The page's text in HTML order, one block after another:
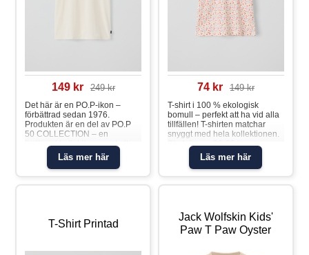
149 kr 249 kr
Läs mer här
Det här är en PO.P-ikon –
förbättrad sedan 1976.
Produkten är en del av PO.P
50 COLLECTION – en
limiterad kollektion som hyllar
våra PO.P-ikoner och släpps i
samband med vårt 50-
årsjubileum 2026. T-shirt i
Mini-me!T-shirt pr
74 kr 149 kr
Läs mer här
T-shirt i 100 % ekologisk
bomull – perfekt att ha vid alla
tillfällen! T-shirten matchar
snyggt med hela kollektionen.
Storlekarna 86-92 har
tryckknappar på ena axeln för
att underlätta klädbyten.
Plagget går att syskonmatcha!
T-Shirt Printad
Jack Wolfskin Kids'
Paw T Paw Oyster